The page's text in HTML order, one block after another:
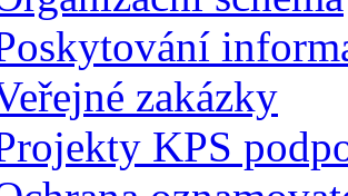
zakázky
KPS